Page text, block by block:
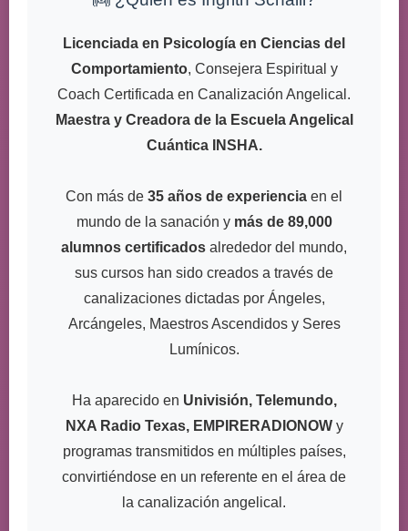
Licenciada en Psicología en Ciencias del
Comportamiento, Consejera Espiritual y
Coach Certificada en Canalización Angelical.
Maestra y Creadora de la Escuela Angelical
Cuántica INSHA.
Con más de 35 años de experiencia en el
mundo de la sanación y más de 89,000
alumnos certificados alrededor del mundo,
sus cursos han sido creados a través de
canalizaciones dictadas por Ángeles,
Arcángeles, Maestros Ascendidos y Seres
Lumínicos.
Ha aparecido en Univisión, Telemundo,
NXA Radio Texas, EMPIRERADIONOWy
programas transmitidos en múltiples países,
convirtiéndose en un referente en el área de
la canalización angelical.